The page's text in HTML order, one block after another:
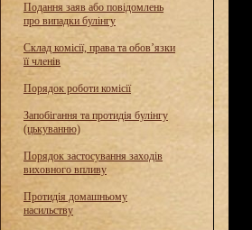
Подання заяв або повідомлень
про випадки булінгу
Склад комісії, права та обов’язки
її членів
Порядок роботи комісії
Запобігання та протидія булінгу
(цькуванню)
Порядок застосування заходів
виховного впливу
Протидія домашньому
насильству